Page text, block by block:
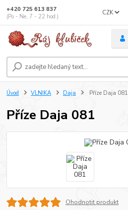
CZK
+420 725 613 837
(Po - Ne, 7 - 22 hod.)
Úvod VLNIKA Daja Příze Daja 081
Příze Daja 081
Ohodnotit produkt